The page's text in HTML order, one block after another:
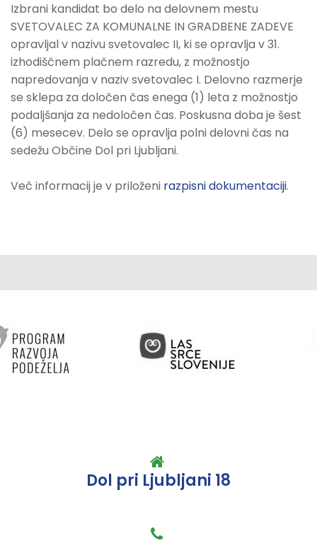
Izbrani kandidat bo delo na delovnem mestu
SVETOVALEC ZA KOMUNALNE IN GRADBENE ZADEVE
opravljal v nazivu svetovalec II, ki se opravlja v 31.
izhodiščnem plačnem razredu, z možnostjo
napredovanja v naziv svetovalec I. Delovno razmerje
se sklepa za določen čas enega (1) leta z možnostjo
podaljšanja za nedoločen čas. Poskusna doba je šest
(6) mesecev. Delo se opravlja polni delovni čas na
sedežu Občine Dol pri Ljubljani.
Več informacij je v priloženi razpisni dokumentaciji.
Dol pri Ljubljani 18